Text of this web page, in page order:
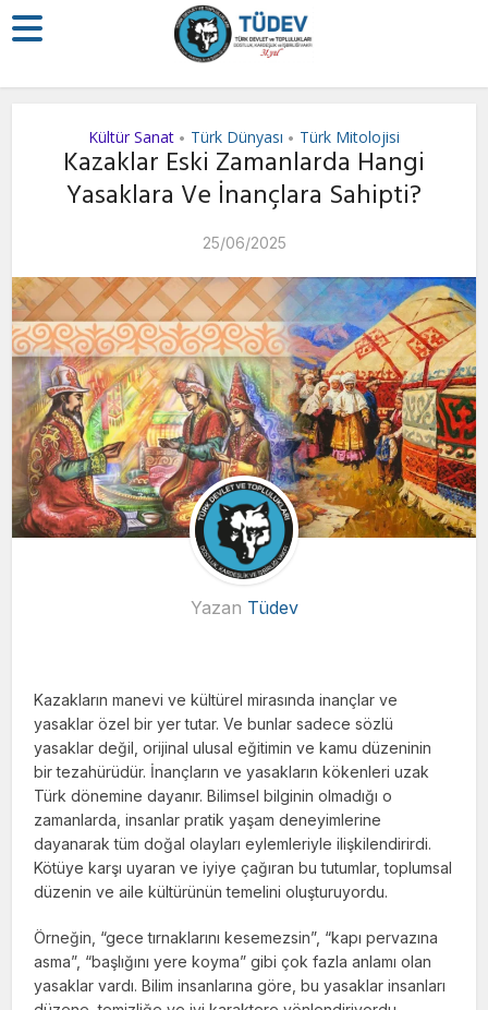
Kültür Sanat • Türk Dünyası • Türk Mitolojisi
Kazaklar Eski Zamanlarda Hangi
Yasaklara Ve İnançlara Sahipti?
25/06/2025
Yazan Tüdev
Kazakların manevi ve kültürel mirasında inançlar ve
yasaklar özel bir yer tutar. Ve bunlar sadece sözlü
yasaklar değil, orijinal ulusal eğitimin ve kamu düzeninin
bir tezahürüdür. İnançların ve yasakların kökenleri uzak
Türk dönemine dayanır. Bilimsel bilginin olmadığı o
zamanlarda, insanlar pratik yaşam deneyimlerine
dayanarak tüm doğal olayları eylemleriyle ilişkilendirirdi.
Kötüye karşı uyaran ve iyiye çağıran bu tutumlar, toplumsal
düzenin ve aile kültürünün temelini oluşturuyordu.
Örneğin, “gece tırnaklarını kesemezsin”, “kapı pervazına
asma”, “başlığını yere koyma” gibi çok fazla anlamı olan
yasaklar vardı. Bilim insanlarına göre, bu yasaklar insanları